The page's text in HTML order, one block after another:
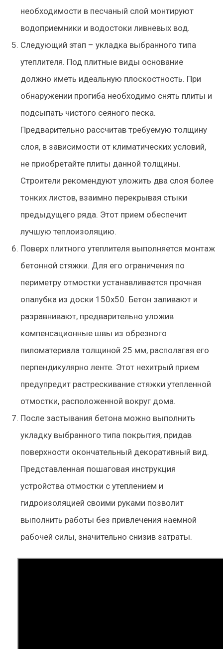
необходимости в песчаный слой монтируют
водоприемники и водостоки ливневых вод.
Следующий этап – укладка выбранного типа
утеплителя. Под плитные виды основание
должно иметь идеальную плоскостность. При
обнаружении прогиба необходимо снять плиты и
подсыпать чистого сеяного песка.
Предварительно рассчитав требуемую толщину
слоя, в зависимости от климатических условий,
не приобретайте плиты данной толщины.
Строители рекомендуют уложить два слоя более
тонких листов, взаимно перекрывая стыки
предыдущего ряда. Этот прием обеспечит
лучшую теплоизоляцию.
Поверх плитного утеплителя выполняется монтаж
бетонной стяжки. Для его ограничения по
периметру отмостки устанавливается прочная
опалубка из доски 150х50. Бетон заливают и
разравнивают, предварительно уложив
компенсационные швы из обрезного
пиломатериала толщиной 25 мм, располагая его
перпендикулярно ленте. Этот нехитрый прием
предупредит растрескивание стяжки утепленной
отмостки, расположенной вокруг дома.
После застывания бетона можно выполнить
укладку выбранного типа покрытия, придав
поверхности окончательный декоративный вид.
Представленная пошаговая инструкция
устройства отмостки с утеплением и
гидроизоляцией своими руками позволит
выполнить работы без привлечения наемной
рабочей силы, значительно снизив затраты.